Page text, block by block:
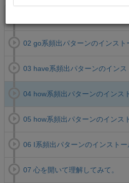
02 go系頻出パターンのインスト
03 have系頻出パターンのインス
04 how系頻出パターンのインス
05 how系頻出パターンのインス
06 I系頻出パターンのインストー
07 心を開いて理解してみて。